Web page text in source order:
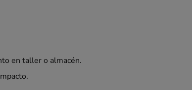
en taller o almacén.